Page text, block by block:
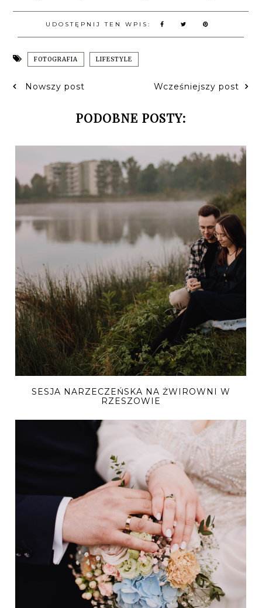
UDOSTĘPNIJ TEN WPIS:
FOTOGRAFIA LIFESTYLE
Nowszy post Wcześniejszy post
PODOBNE POSTY:
SESJA NARZECZEŃSKA NA ŻWIROWNI W
RZESZOWIE